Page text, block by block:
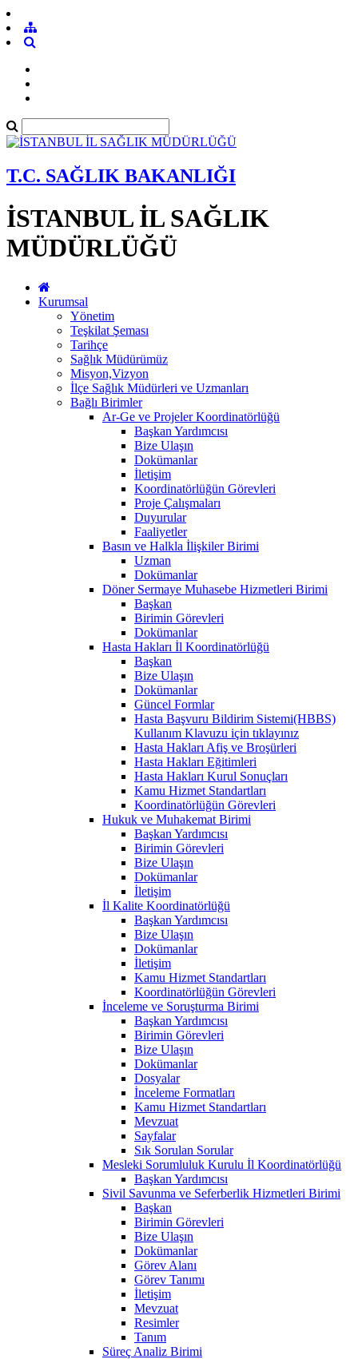
T.C. SAĞLIK BAKANLIĞI
İSTANBUL İL SAĞLIK
MÜDÜRLÜĞÜ
Kurumsal
Yönetim
Teşkilat Şeması
Tarihçe
Sağlık Müdürümüz
Misyon,Vizyon
İlçe Sağlık Müdürleri ve Uzmanları
Bağlı Birimler
Ar-Ge ve Projeler Koordinatörlüğü
Başkan Yardımcısı
Bize Ulaşın
Dokümanlar
İletişim
Koordinatörlüğün Görevleri
Proje Çalışmaları
Duyurular
Faaliyetler
Basın ve Halkla İlişkiler Birimi
Uzman
Dokümanlar
Döner Sermaye Muhasebe Hizmetleri Birimi
Başkan
Birimin Görevleri
Dokümanlar
Hasta Hakları İl Koordinatörlüğü
Başkan
Bize Ulaşın
Dokümanlar
Güncel Formlar
Hasta Başvuru Bildirim Sistemi(HBBS)
Kullanım Klavuzu için tıklayınız
Hasta Hakları Afiş ve Broşürleri
Hasta Hakları Eğitimleri
Hasta Hakları Kurul Sonuçları
Kamu Hizmet Standartları
Koordinatörlüğün Görevleri
Hukuk ve Muhakemat Birimi
Başkan Yardımcısı
Birimin Görevleri
Bize Ulaşın
Dokümanlar
İletişim
İl Kalite Koordinatörlüğü
Başkan Yardımcısı
Bize Ulaşın
Dokümanlar
İletişim
Kamu Hizmet Standartları
Koordinatörlüğün Görevleri
İnceleme ve Soruşturma Birimi
Başkan Yardımcısı
Birimin Görevleri
Bize Ulaşın
Dokümanlar
Dosyalar
İnceleme Formatları
Kamu Hizmet Standartları
Mevzuat
Sayfalar
Sık Sorulan Sorular
Mesleki Sorumluluk Kurulu İl Koordinatörlüğü
Başkan Yardımcısı
Sivil Savunma ve Seferberlik Hizmetleri Birimi
Başkan
Birimin Görevleri
Bize Ulaşın
Dokümanlar
Görev Alanı
Görev Tanımı
İletişim
Mevzuat
Resimler
Tanım
Süreç Analiz Birimi